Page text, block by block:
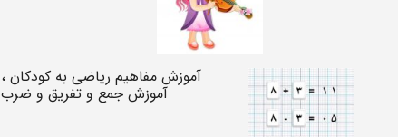
آموزش مفاهیم ریاضی به کودکان ،
آموزش جمع و تفریق و ضرب